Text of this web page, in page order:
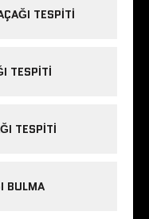
TESPITI
TESPITI
TESPITI
BULMA